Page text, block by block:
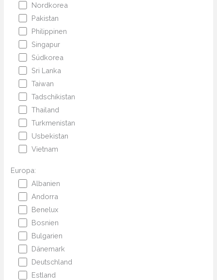
Nordkorea
Pakistan
Philippinen
Singapur
Südkorea
Sri Lanka
Taiwan
Tadschikistan
Thailand
Turkmenistan
Usbekistan
Vietnam
Europa:
Albanien
Andorra
Benelux
Bosnien
Bulgarien
Dänemark
Deutschland
Estland